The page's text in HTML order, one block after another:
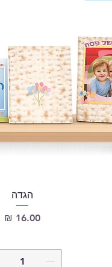
הגדה
מחיר